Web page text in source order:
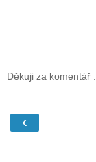
Děkuji za komentář
‹